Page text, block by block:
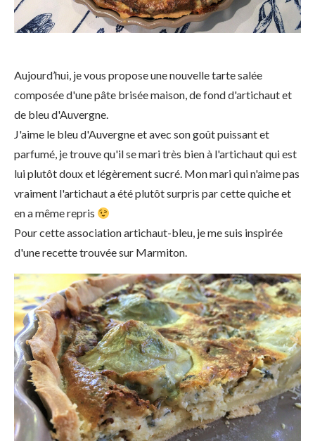
Aujourd’hui, je vous propose une nouvelle tarte salée
composée d'une pâte brisée maison, de fond d'artichaut et
de bleu d'Auvergne.
J'aime le bleu d'Auvergne et avec son goût puissant et
parfumé, je trouve qu'il se mari très bien à l'artichaut qui est
lui plutôt doux et légèrement sucré. Mon mari qui n'aime pas
vraiment l'artichaut a été plutôt surpris par cette quiche et
en a même repris
Pour cette association artichaut-bleu, je me suis inspirée
d'une recette trouvée sur Marmiton.